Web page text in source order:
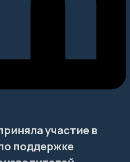
участие в
поддержке